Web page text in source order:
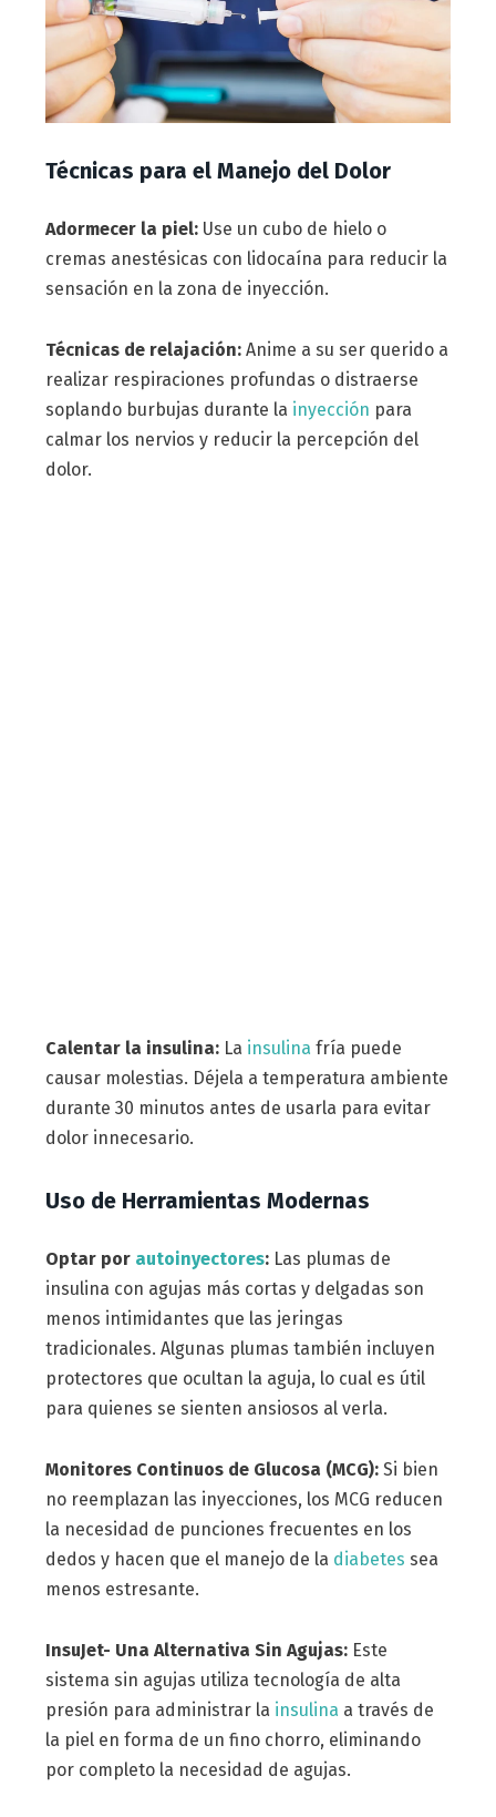
Técnicas para el Manejo del Dolor
Adormecer la piel:Use un cubo de hielo o
cremas anestésicas con lidocaína para reducir la
sensación en la zona de inyección.
Técnicas de relajación:Anime a su ser querido a
realizar respiraciones profundas o distraerse
soplando burbujas durante la inyección para
calmar los nervios y reducir la percepción del
dolor.
Calentar la insulina:La insulina fría puede
causar molestias. Déjela a temperatura ambiente
durante 30 minutos antes de usarla para evitar
dolor innecesario.
Uso de Herramientas Modernas
Optar por autoinyectores:Las plumas de
insulina con agujas más cortas y delgadas son
menos intimidantes que las jeringas
tradicionales. Algunas plumas también incluyen
protectores que ocultan la aguja, lo cual es útil
para quienes se sienten ansiosos al verla.
Monitores Continuos de Glucosa (MCG):Si bien
no reemplazan las inyecciones, los MCG reducen
la necesidad de punciones frecuentes en los
dedos y hacen que el manejo de la diabetes sea
menos estresante.
InsuJet- Una Alternativa Sin Agujas:Este
sistema sin agujas utiliza tecnología de alta
presión para administrar la insulina a través de
la piel en forma de un fino chorro, eliminando
por completo la necesidad de agujas.